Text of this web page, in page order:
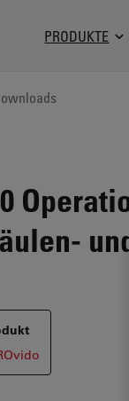
Logo
PRODUKTE